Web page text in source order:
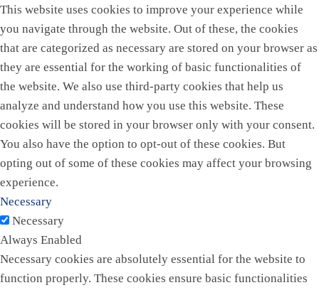
This website uses cookies to improve your experience while
you navigate through the website. Out of these, the cookies
that are categorized as necessary are stored on your browser as
they are essential for the working of basic functionalities of
the website. We also use third-party cookies that help us
analyze and understand how you use this website. These
cookies will be stored in your browser only with your consent.
You also have the option to opt-out of these cookies. But
opting out of some of these cookies may affect your browsing
experience.
Necessary
Necessary
Always Enabled
Necessary cookies are absolutely essential for the website to
function properly. These cookies ensure basic functionalities